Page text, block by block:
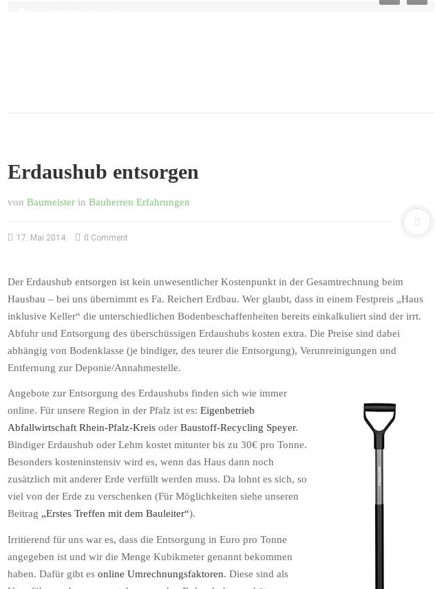
Erdaushub entsorgen
von Baumeister in Bauherren Erfahrungen
17. Mai 2014 0 Comment
Der Erdaushub entsorgen ist kein unwesentlicher Kostenpunkt in der Gesamtrechnung beim
Hausbau – bei uns übernimmt es Fa. Reichert Erdbau. Wer glaubt, dass in einem Festpreis „Haus
inklusive Keller“ die unterschiedlichen Bodenbeschaffenheiten bereits einkalkuliert sind der irrt.
Abfuhr und Entsorgung des überschüssigen Erdaushubs kosten extra. Die Preise sind dabei
abhängig von Bodenklasse (je bindiger, des teurer die Entsorgung), Verunreinigungen und
Entfernung zur Deponie/Annahmestelle.
Angebote zur Entsorgung des Erdaushubs finden sich wie immer
online. Für unsere Region in der Pfalz ist es: Eigenbetrieb
Abfallwirtschaft Rhein-Pfalz-Kreis oder Baustoff-Recycling Speyer.
Bindiger Erdaushub oder Lehm kostet mitunter bis zu 30€ pro Tonne.
Besonders kosteninstensiv wird es, wenn das Haus dann noch
zusätzlich mit anderer Erde verfüllt werden muss. Da lohnt es sich, so
viel von der Erde zu verschenken (Für Möglichkeiten siehe unseren
Beitrag „Erstes Treffen mit dem Bauleiter“).
Irritierend für uns war es, dass die Entsorgung in Euro pro Tonne
angegeben ist und wir die Menge Kubikmeter genannt bekommen
haben. Dafür gibt es online Umrechnungsfaktoren. Diese sind als